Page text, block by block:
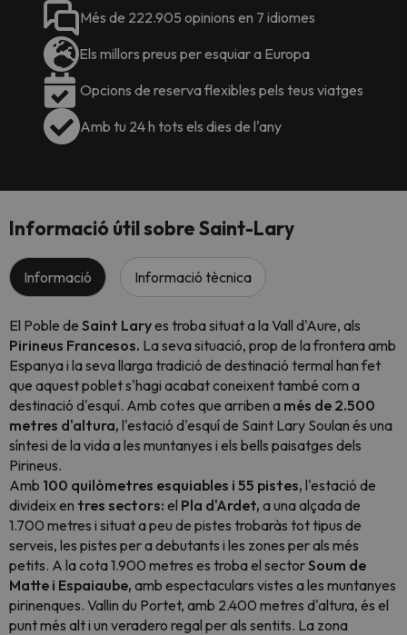
Més de 222.905 opinions en 7 idiomes
Els millors preus per esquiar a Europa
Opcions de reserva flexibles pels teus viatges
Amb tu 24 h tots els dies de l'any
Informació útil sobre Saint-Lary
Informació Informació tècnica
El Poble de Saint Laryes troba situat a la Vall d'Aure, als
Pirineus Francesos. La seva situació, prop de la frontera amb
Espanya i la seva llarga tradició de destinació termal han fet
que aquest poblet s'hagi acabat coneixent també com a
destinació d'esquí. Amb cotes que arriben a més de 2.500
metres d'altura, l'estació d'esquí de Saint Lary Soulan és una
síntesi de la vida a les muntanyes i els bells paisatges dels
Pirineus.
Amb 100 quilòmetres esquiables i 55 pistes, l'estació de
divideix en tres sectors: el Pla d'Ardet, a una alçada de
1.700 metres i situat a peu de pistes trobaràs tot tipus de
serveis, les pistes per a debutants i les zones per als més
petits. A la cota 1.900 metres es troba el sectorSoum de
Matte i Espaiaube, amb espectaculars vistes a les muntanyes
pirinenques. Vallin du Portet, amb 2.400 metres d'altura, és el
punt més alt i un veradero regal per als sentits. La zona